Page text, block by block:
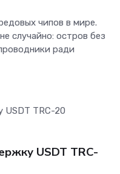
чипов в мире.
случайно: остров без
ради
USDT TRC-